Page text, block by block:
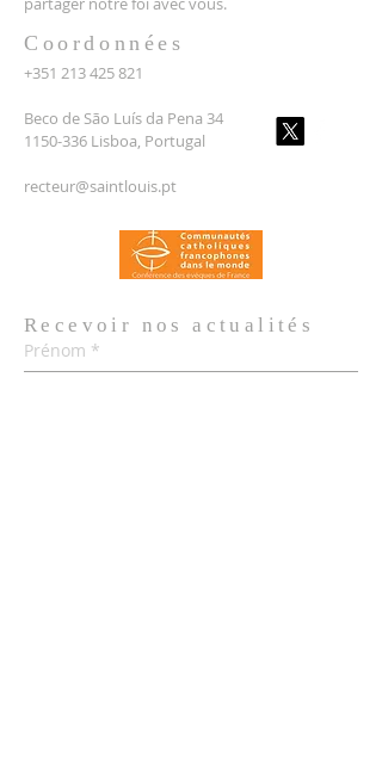
Coordonnées
+351 213 425 821
Beco de São Luís da Pena 34
1150-336 Lisboa, Portugal
recteur@saintlouis.pt
Recevoir nosactualités
Prénom *